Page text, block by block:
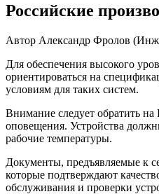
Российские
Автор Александр Фролов
Для обеспечения высокого
ориентироваться на
условиям для таких систем.
Внимание следует обратить
оповещения. Устройства
рабочие температуры.
Документы, предъявляемые к
которые подтверждают
обслуживания и проверки